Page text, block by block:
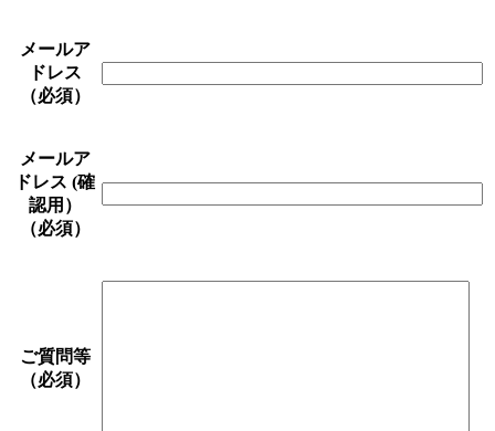
メールア
ドレス
（必須）
メールア
ドレス (確
認用）
（必須）
ご質問等
（必須）